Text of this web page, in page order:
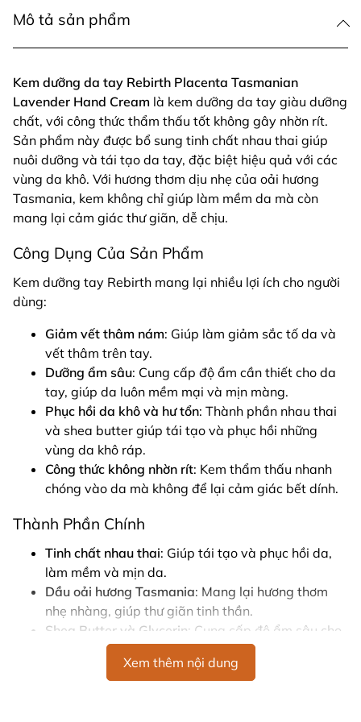
Mô tả sản phẩm
Kem dưỡng da tay Rebirth Placenta Tasmanian
Lavender Hand Cream là kem dưỡng da tay giàu dưỡng
chất, với công thức thẩm thấu tốt không gây nhờn rít.
Sản phẩm này được bổ sung tinh chất nhau thai giúp
nuôi dưỡng và tái tạo da tay, đặc biệt hiệu quả với các
vùng da khô. Với hương thơm dịu nhẹ của oải hương
Tasmania, kem không chỉ giúp làm mềm da mà còn
mang lại cảm giác thư giãn, dễ chịu.
Công Dụng Của Sản Phẩm
Kem dưỡng tay Rebirth mang lại nhiều lợi ích cho người
dùng:
Giảm vết thâm nám: Giúp làm giảm sắc tố da và
vết thâm trên tay.
Dưỡng ẩm sâu: Cung cấp độ ẩm cần thiết cho da
tay, giúp da luôn mềm mại và mịn màng.
Phục hồi da khô và hư tổn: Thành phần nhau thai
và shea butter giúp tái tạo và phục hồi những
vùng da khô ráp.
Công thức không nhờn rít: Kem thẩm thấu nhanh
chóng vào da mà không để lại cảm giác bết dính.
Thành Phần Chính
Tinh chất nhau thai: Giúp tái tạo và phục hồi da,
làm mềm và mịn da.
Dầu oải hương Tasmania: Mang lại hương thơm
nhẹ nhàng, giúp thư giãn tinh thần.
Shea Butter và Glycerin: Cung cấp độ ẩm sâu cho
da, giúp da luôn mềm mại và mịn màng.
Chiết xuất thực vật như dưa leo, cúc La Mã, nhân
Xem thêm nội dung